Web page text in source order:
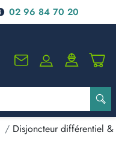
02 96 84 70 20
Disjoncteur différentiel